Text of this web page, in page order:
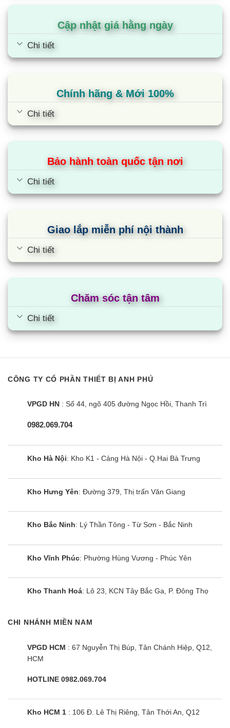
Cập nhật giá hằng ngày
Chi tiết
Chính hãng & Mới 100%
Chi tiết
Bảo hành toàn quốc tận nơi
Chi tiết
Giao lắp miễn phí nội thành
Chi tiết
Chăm sóc tận tâm
Chi tiết
CÔNG TY CỔ PHẦN THIẾT BỊ ANH PHÚ
VPGD HN : Số 44, ngõ 405 đường Ngọc Hồi, Thanh Trì
0982.069.704
Kho Hà Nội: Kho K1 - Cảng Hà Nội - Q.Hai Bà Trưng
Kho Hưng Yên: Đường 379, Thị trấn Văn Giang
Kho Bắc Ninh: Lý Thần Tông - Từ Sơn - Bắc Ninh
Kho Vĩnh Phúc: Phường Hùng Vương - Phúc Yên
Kho Thanh Hoá: Lô 23, KCN Tây Bắc Ga, P. Đông Thọ
CHI NHÁNH MIỀN NAM
VPGD HCM : 67 Nguyễn Thị Búp, Tân Chánh Hiệp, Q12,
HCM
HOTLINE 0982.069.704
Kho HCM 1 : 106 Đ. Lê Thị Riêng, Tân Thới An, Q12